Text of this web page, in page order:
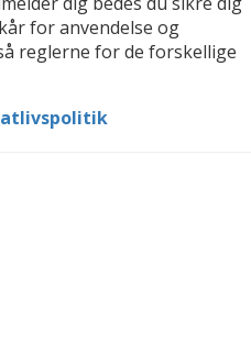
for anvendelse og
reglerne for de forskellige